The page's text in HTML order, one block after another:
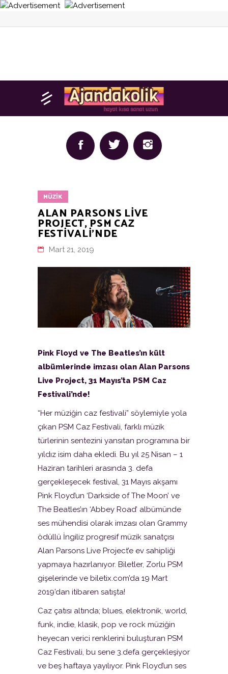
MÜZIK
ALAN PARSONS LIVE
PROJECT, PSM CAZ
FESTIVALI’NDE
Mart 21, 2019
Pink Floyd ve The Beatles’ın kült
albümlerinde imzası olan Alan Parsons
Live Project, 31 Mayıs’ta PSM Caz
Festivali’nde!
“Her müziğin caz festivali” söylemiyle yola
çıkan PSM Caz Festivali, farklı müzik
türlerinin sentezini yansıtan programına bir
yıldız isim daha ekledi. Bu yıl 25 Nisan – 1
Haziran tarihleri arasında 3. defa
gerçekleşecek festival, 31 Mayıs akşamı
Pink Floyd’un ‘Darkside of The Moon’ ve
The Beatles’ın ‘Abbey Road’ albümünde
ses mühendisi olarak imzası olan Grammy
ödüllü İngiliz progresif müzik sanatçısı
Alan Parsons Live Project’e ev sahipliği
yapmaya hazırlanıyor. Biletler, Zorlu PSM
gişelerinde ve biletix.com’da 19 Mart
2019’dan itibaren satışta!
Caz çatısı altında; blues, elektronik, world,
funk, indie, klasik, pop ve rock müziğin
heyecan verici renklerini buluşturan PSM
Caz Festivali, bu sene 3.defa gerçekleşiyor
ve beş haftaya yayılıyor. Pink Floyd’un ses